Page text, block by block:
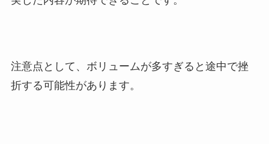
注意点として、ボリュームが多すぎると途中で挫
折する可能性があります。